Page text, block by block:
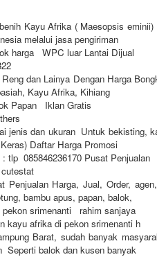
Kayu Afrika ( Maesopsis
melalui jasa pengiriman
harga WPC luar Lantai Dijual
dan Lainya Dengan Harga
Kayu Afrika, Kihiang
Papan Iklan Gratis
jenis dan ukuran Untuk bekisting,
Daftar Harga Promosi
tlp 085846236170 Pusat Penjualan
Penjualan Harga, Jual, Order,
bambu apus, papan, balok,
pekon srimenanti rahim sanjaya
kayu afrika di pekon srimenanti h
Barat, sudah banyak
Seperti balok dan kusen banyak